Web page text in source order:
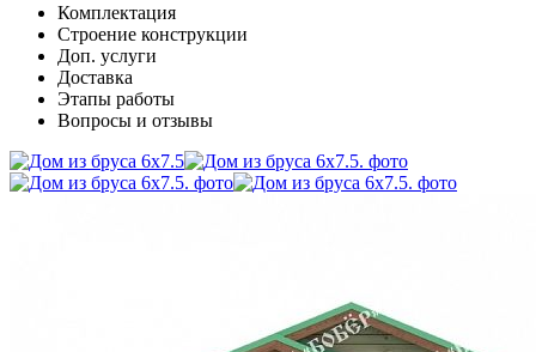
Комплектация
Cтроение конструкции
Доп. услуги
Доставка
Этапы работы
Вопросы и отзывы